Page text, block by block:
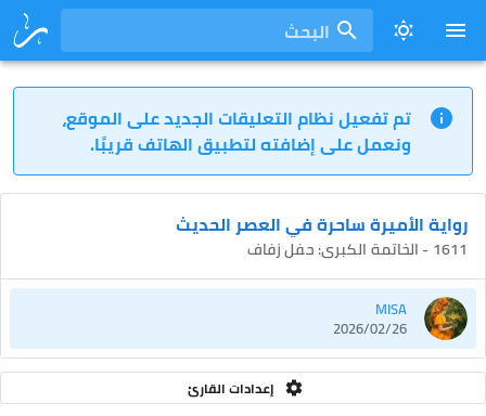
البحث
تم تفعيل نظام التعليقات الجديد على الموقع،
ونعمل على إضافته لتطبيق الهاتف قريبًا.
رواية الأميرة ساحرة في العصر الحديث
1611 - الخاتمة الكبرى: حفل زفاف
MISA
2026/02/26
إعدادات القارئ